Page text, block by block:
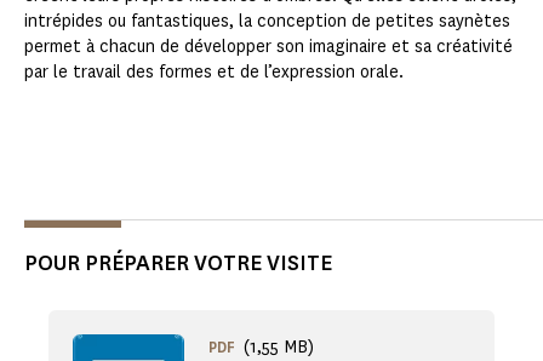
intrépides ou fantastiques, la conception de petites saynètes
permet à chacun de développer son imaginaire et sa créativité
par le travail des formes et de l’expression orale.
POUR PRÉPARER VOTRE VISITE
PDF (1,55 MB)